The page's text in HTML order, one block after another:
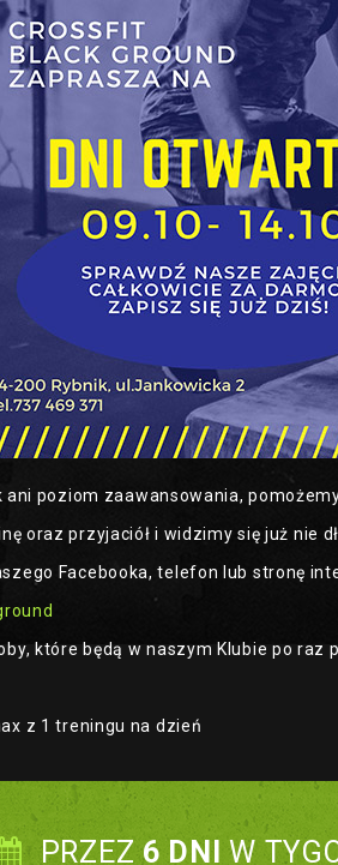
ani poziom zaawansowania,
oraz przyjaciół i widzimy się już nie
Facebooka, telefon lub stronę
które będą w naszym Klubie po raz
z 1 treningu na dzień
PRZEZ6 DNI W